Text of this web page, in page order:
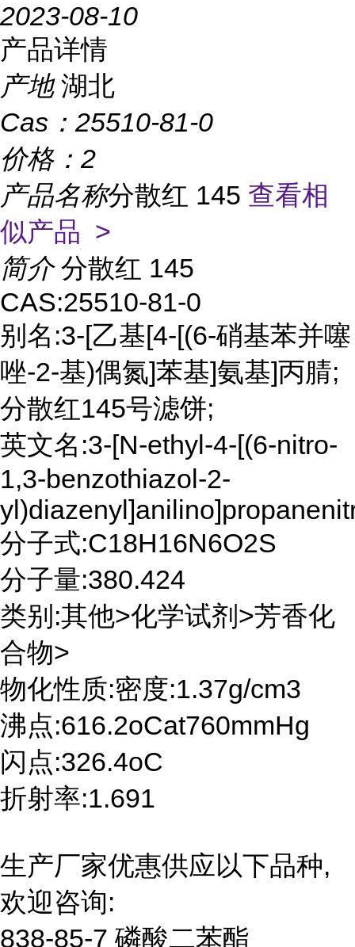
2023-08-10
产品详情
产地 湖北
Cas： 25510-81-0
价格： 2
产品名称分散红 145 查看相
似产品 >
简介 分散红 145
CAS:25510-81-0
别名:3-[乙基[4-[(6-硝基苯并噻
唑-2-基)偶氮]苯基]氨基]丙腈;
分散红145号滤饼;
英文名:3-[N-ethyl-4-[(6-nitro-
1,3-benzothiazol-2-
分子式:C18H16N6O2S
分子量:380.424
类别:其他>化学试剂>芳香化
合物>
物化性质:密度:1.37g/cm3
沸点:616.2oCat760mmHg
闪点:326.4oC
折射率:1.691
生产厂家优惠供应以下品种,
欢迎咨询:
838-85-7 磷酸二苯酯